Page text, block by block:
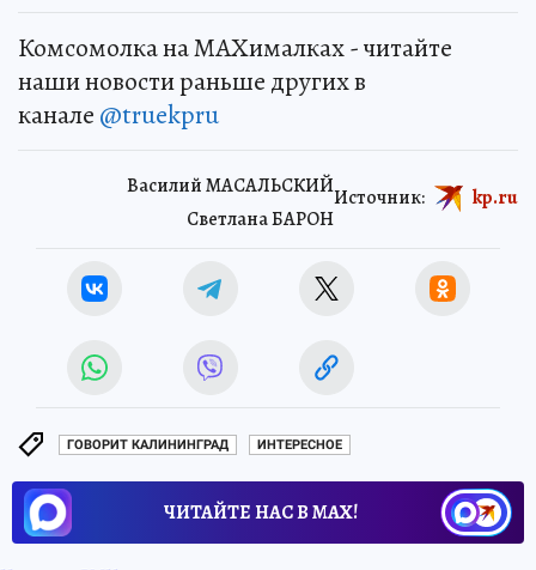
Комсомолка на MAXималках - читайте
наши новости раньше других в
канале @truekpru
Василий МАСАЛЬСКИЙ
Светлана БАРОН
Источник: kp.ru
ГОВОРИТ КАЛИНИНГРАД ИНТЕРЕСНОЕ
ЧИТАЙТЕ НАС В МАХ!